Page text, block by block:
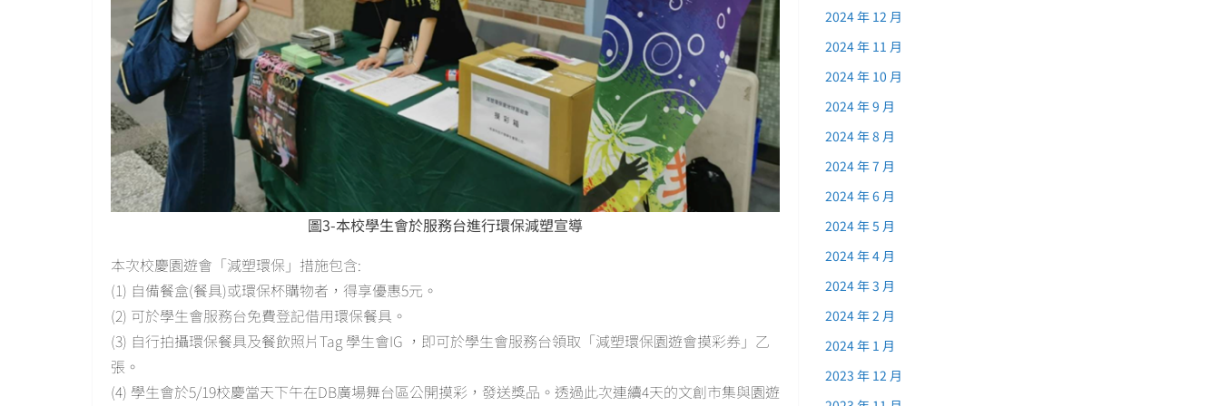
圖3-本校學生會於服務台進行環保減塑宣導
本次校慶園遊會「減塑環保」措施包含:
(1) 自備餐盒(餐具)或環保杯購物者，得享優惠5元。
(2) 可於學生會服務台免費登記借用環保餐具。
(3) 自行拍攝環保餐具及餐飲照片Tag 學生會IG ，即可於學生會服務台領取「減塑環保園遊會摸彩券」乙
張。
(4) 學生會於5/19校慶當天下午在DB廣場舞台區公開摸彩，發送獎品。透過此次連續4天的文創市集與園遊
2024 年 12 月
2024 年 11 月
2024 年 10 月
2024 年 9 月
2024 年 8 月
2024 年 7 月
2024 年 6 月
2024 年 5 月
2024 年 4 月
2024 年 3 月
2024 年 2 月
2024 年 1 月
2023 年 12 月